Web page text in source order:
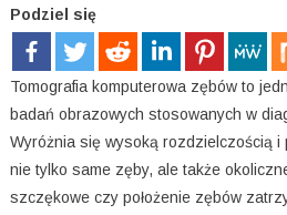
Podziel się
Tomografia komputerowa zębów to
badań obrazowych stosowanych w
Wyróżnia się wysoką rozdzielczością
nie tylko same zęby, ale także
szczękowe czy położenie zębów